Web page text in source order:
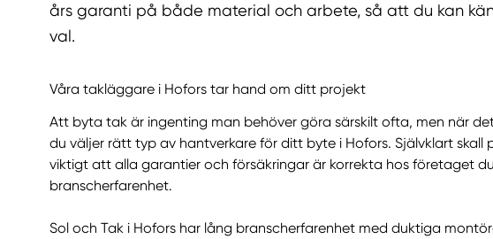
års garanti på både material och arbete, så att du kan
val.
Våra takläggare i Hofors tar hand om ditt projekt
Att byta tak är ingenting man behöver göra särskilt ofta, men när
du väljer rätt typ av hantverkare för ditt byte i Hofors. Självklart skall
viktigt att alla garantier och försäkringar är korrekta hos företaget
branscherfarenhet.
Sol och Tak i Hofors har lång branscherfarenhet med duktiga